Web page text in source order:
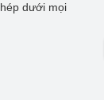
dưới mọi